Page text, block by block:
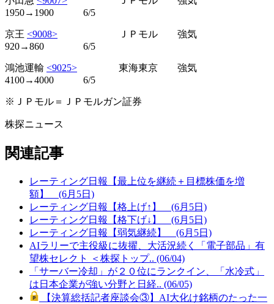
1950→1900 6/5
京王 <9008> ＪＰモル 強気
920→860 6/5
鴻池運輸 <9025> 東海東京 強気
4100→4000 6/5
※ＪＰモル＝ＪＰモルガン証券
株探ニュース
関連記事
レーティング日報【最上位を継続＋目標株価を増
額】 (6月5日)
レーティング日報【格上げ↑】 (6月5日)
レーティング日報【格下げ↓】 (6月5日)
レーティング日報【弱気継続】 (6月5日)
AIラリーで主役級に抜擢、大活況続く「電子部品」有
望株セレクト ＜株探トップ.. (06/04)
「サーバー冷却」が２０位にランクイン、「水冷式」
は日本企業が強い分野と日経.. (06/05)
【決算総括記者座談会③】AI大化け銘柄のたった一